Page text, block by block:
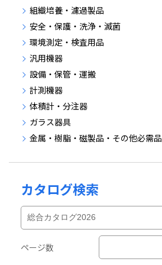
組織培養・濾過製品
安全・保護・洗浄・滅菌
環境測定・検査用品
汎用機器
設備・保管・運搬
計測機器
体積計・分注器
ガラス器具
金属・樹脂・磁製品・その他必需品
カタログ検索
ページ数